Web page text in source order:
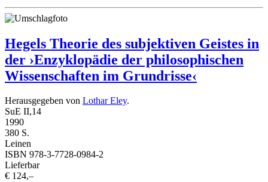
Hegels Theorie des subjektiven Geistes in
der ›Enzyklopädie der philosophischen
Wissenschaften im Grundrisse‹
Herausgegeben von Lothar Eley.
SuE II,14
1990
380 S.
Leinen
ISBN 978-3-7728-0984-2
Lieferbar
€ 124,–